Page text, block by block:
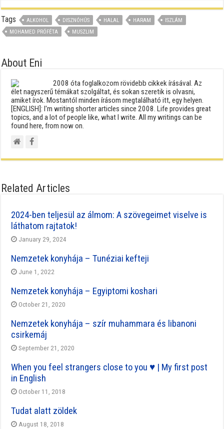
Tags ALKOHOL DISZNÓHÚS HALAL HARAM
ISZLÁM
MOHAMED PRÓFÉTA
MUSZLIM
About Eni
2008 óta foglalkozom rövidebb cikkek írásával. Az
élet nagyszerű témákat szolgáltat, és sokan szeretik is olvasni,
amiket írok. Mostantól minden írásom megtalálható itt, egy helyen.
[ENGLISH]: I'm writing shorter articles since 2008. Life provides great
topics, and a lot of people like, what I write. All my writings can be
found here, from now on.
Related Articles
2024-ben teljesül az álmom: A szövegeimet viselve is
láthatom rajtatok!
January 29, 2024
Nemzetek konyhája – Tunéziai kefteji
June 1, 2022
Nemzetek konyhája – Egyiptomi koshari
October 21, 2020
Nemzetek konyhája – szír muhammara és libanoni
csirkemáj
September 21, 2020
When you feel strangers close to you ♥ | My first post
in English
October 11, 2018
Tudat alatt zöldek
August 18, 2018